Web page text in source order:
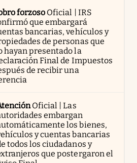
forzoso Oficial | IRS
que embargará
bancarias, vehículos y
de personas que
hayan presentado la
Final de Impuestos
de recibir una
Oficial | Las
embargan
los bienes,
y cuentas bancarias
todos los ciudadanos y
que postergaron el